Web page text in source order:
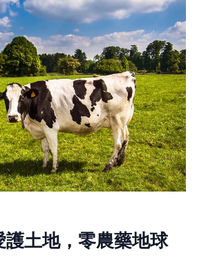
土地，零農藥地球